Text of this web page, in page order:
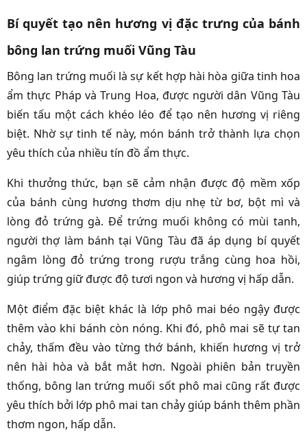
Bí quyết tạo nên hương vị đặc trưng của bánh
bông lan trứng muối Vũng Tàu
Bông lan trứng muối là sự kết hợp hài hòa giữa tinh hoa
ẩm thực Pháp và Trung Hoa, được người dân Vũng Tàu
biến tấu một cách khéo léo để tạo nên hương vị riêng
biệt. Nhờ sự tinh tế này, món bánh trở thành lựa chọn
yêu thích của nhiều tín đồ ẩm thực.
Khi thưởng thức, bạn sẽ cảm nhận được độ mềm xốp
của bánh cùng hương thơm dịu nhẹ từ bơ, bột mì và
lòng đỏ trứng gà. Để trứng muối không có mùi tanh,
người thợ làm bánh tại Vũng Tàu đã áp dụng bí quyết
ngâm lòng đỏ trứng trong rượu trắng cùng hoa hồi,
giúp trứng giữ được độ tươi ngon và hương vị hấp dẫn.
Một điểm đặc biệt khác là lớp phô mai béo ngậy được
thêm vào khi bánh còn nóng. Khi đó, phô mai sẽ tự tan
chảy, thấm đều vào từng thớ bánh, khiến hương vị trở
nên hài hòa và bắt mắt hơn. Ngoài phiên bản truyền
thống, bông lan trứng muối sốt phô mai cũng rất được
yêu thích bởi lớp phô mai tan chảy giúp bánh thêm phần
thơm ngon, hấp dẫn.